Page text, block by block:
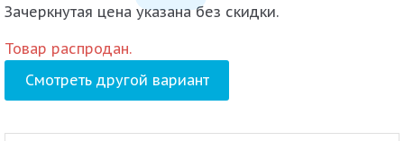
Зачеркнутая цена указана без скидки.
Товар распродан.
Смотреть другой вариант